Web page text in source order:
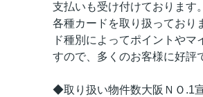
支払いも受け付けております。
各種カードを取り扱っており
ド種別によってポイントやマ
すので、多くのお客様に好評
◆取り扱い物件数大阪ＮＯ.1